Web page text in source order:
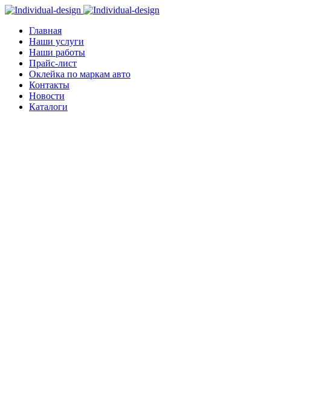
Главная
Наши услуги
Наши работы
Прайс-лист
Оклейка по маркам авто
Контакты
Новости
Каталоги